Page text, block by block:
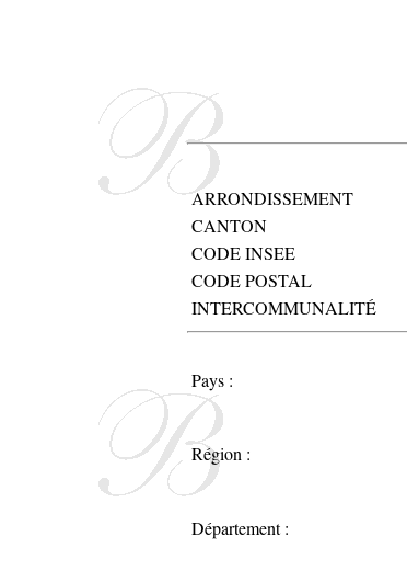
ARRONDISSEMENT
CANTON
CODE INSEE
CODE POSTAL
INTERCOMMUNALITÉ
Pays :
Région :
Département :